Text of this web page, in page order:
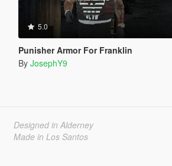
5.0
Punisher Armor For Franklin
By JosephY9
Designed in Alderney
Made in Los Santos